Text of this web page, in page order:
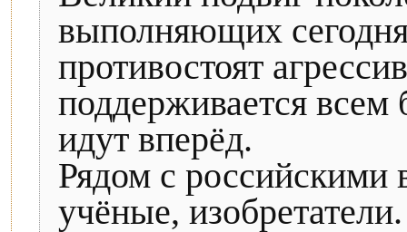
выполняющих
противостоят
поддерживается
идут вперёд.
Рядом с российскими
учёные,